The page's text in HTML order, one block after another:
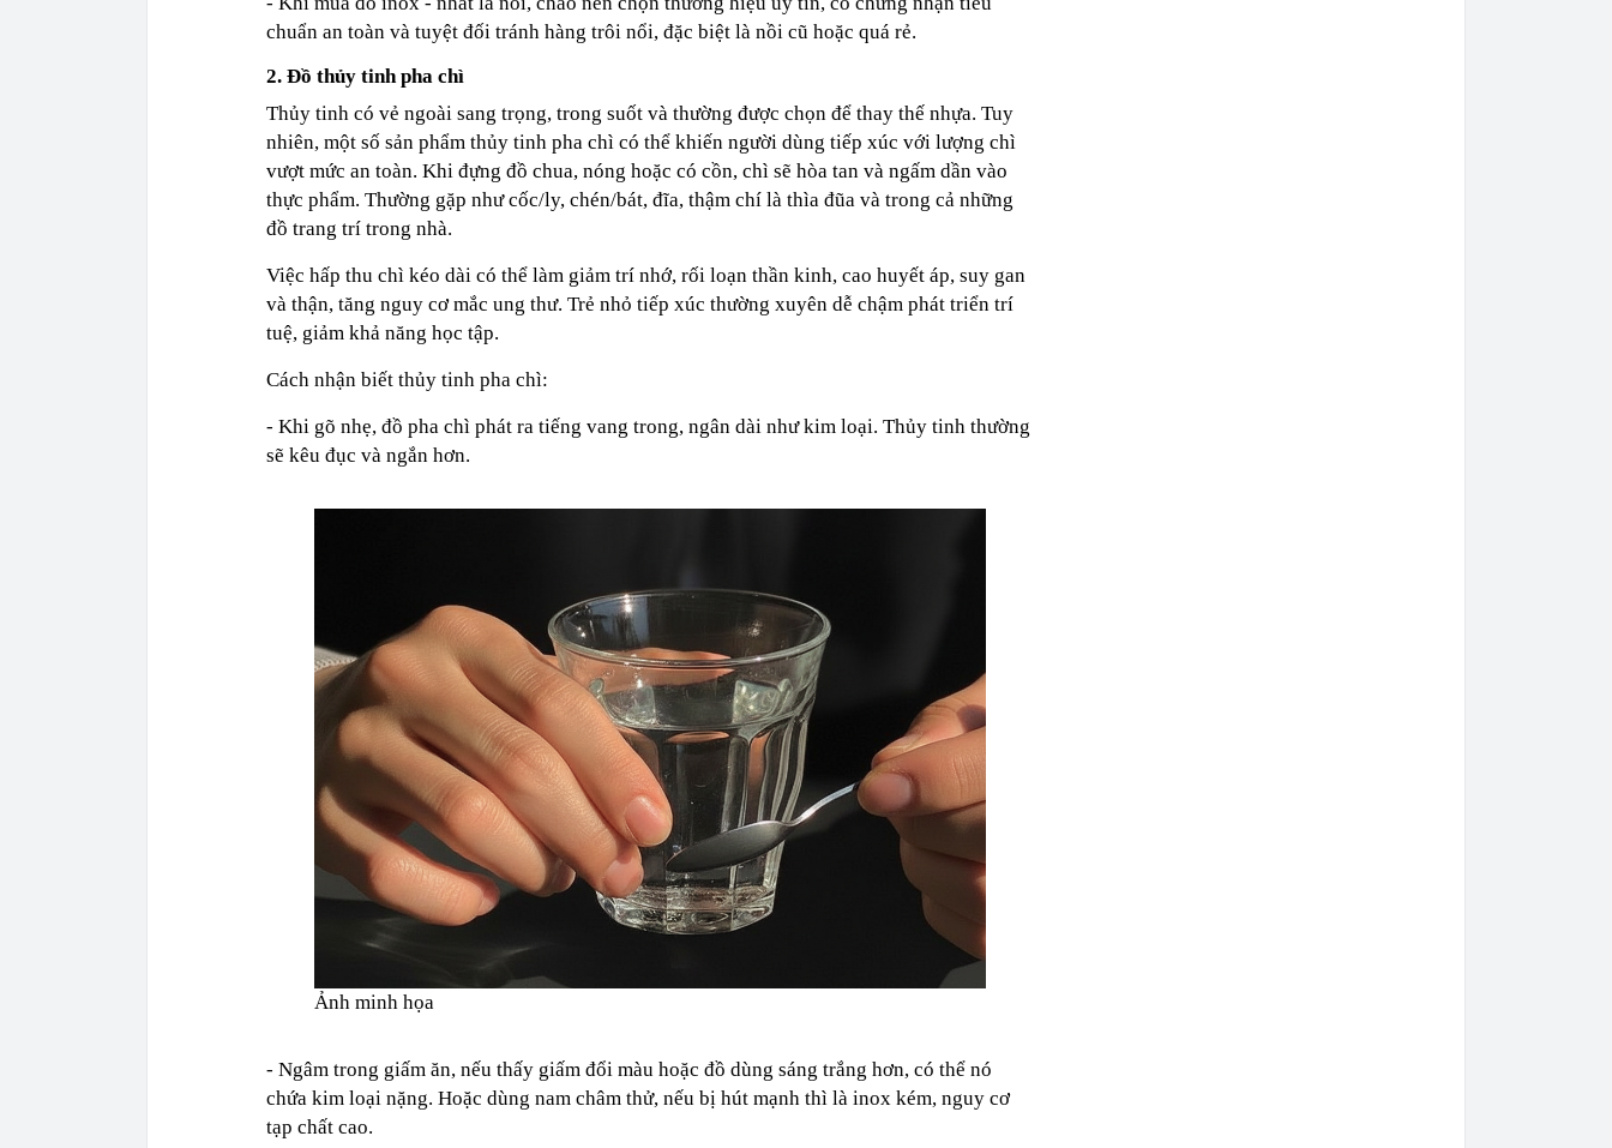
chuẩn an toàn và tuyệt đối tránh hàng trôi nổi, đặc biệt là nồi cũ hoặc quá rẻ.
2. Đồ thủy tinh pha chì
Thủy tinh có vẻ ngoài sang trọng, trong suốt và thường được chọn để thay thế nhựa. Tuy
nhiên, một số sản phẩm thủy tinh pha chì có thể khiến người dùng tiếp xúc với lượng chì
vượt mức an toàn. Khi đựng đồ chua, nóng hoặc có cồn, chì sẽ hòa tan và ngấm dần vào
thực phẩm. Thường gặp như cốc/ly, chén/bát, đĩa, thậm chí là thìa đũa và trong cả những
đồ trang trí trong nhà.
Việc hấp thu chì kéo dài có thể làm giảm trí nhớ, rối loạn thần kinh, cao huyết áp, suy gan
và thận, tăng nguy cơ mắc ung thư. Trẻ nhỏ tiếp xúc thường xuyên dễ chậm phát triển trí
tuệ, giảm khả năng học tập.
Cách nhận biết thủy tinh pha chì:
- Khi gõ nhẹ, đồ pha chì phát ra tiếng vang trong, ngân dài như kim loại. Thủy tinh thường
sẽ kêu đục và ngắn hơn.
Ảnh minh họa
- Ngâm trong giấm ăn, nếu thấy giấm đổi màu hoặc đồ dùng sáng trắng hơn, có thể nó
chứa kim loại nặng. Hoặc dùng nam châm thử, nếu bị hút mạnh thì là inox kém, nguy cơ
tạp chất cao.